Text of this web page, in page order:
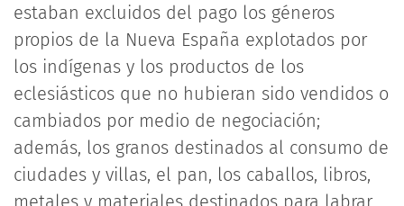
estaban excluidos del pago los géneros
propios de la Nueva España explotados por
los indígenas y los productos de los
eclesiásticos que no hubieran sido vendidos o
cambiados por medio de negociación;
además, los granos destinados al consumo de
ciudades y villas, el pan, los caballos, libros,
metales y materiales destinados para labrar